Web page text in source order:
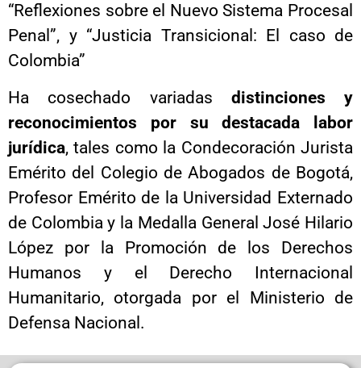
“Reflexiones sobre el Nuevo Sistema Procesal
Penal”, y “Justicia Transicional: El caso de
Colombia”
Ha cosechado variadas distinciones y
reconocimientos por su destacada labor
jurídica, tales como la Condecoración Jurista
Emérito del Colegio de Abogados de Bogotá,
Profesor Emérito de la Universidad Externado
de Colombia y la Medalla General José Hilario
López por la Promoción de los Derechos
Humanos y el Derecho Internacional
Humanitario, otorgada por el Ministerio de
Defensa Nacional.